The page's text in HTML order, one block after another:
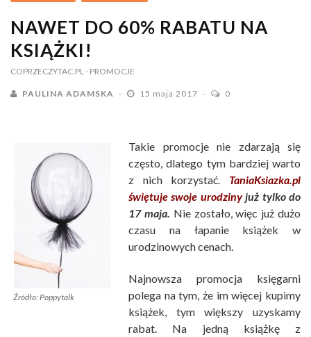
NAWET DO 60% RABATU NA
KSIĄŻKI!
COPRZECZYTAC.PL - PROMOCJE
PAULINA ADAMSKA 15 maja 2017 0
Źródło: Poppytalk
Takie promocje nie zdarzają się
często, dlatego tym bardziej warto
z nich korzystać. TaniaKsiazka.pl
świętuje swoje urodzinyjuż tylko do
17 maja. Nie zostało, więc już dużo
czasu na łapanie książek w
urodzinowych cenach.
Najnowsza promocja księgarni
polega na tym, że im więcej kupimy
książek, tym większy uzyskamy
rabat. Na jedną książkę z